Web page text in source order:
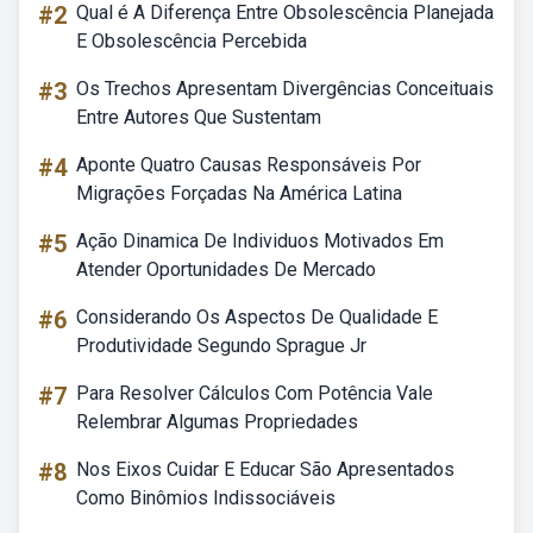
#2 Qual é A Diferença Entre Obsolescência Planejada
E Obsolescência Percebida
#3 Os Trechos Apresentam Divergências Conceituais
Entre Autores Que Sustentam
#4 Aponte Quatro Causas Responsáveis Por
Migrações Forçadas Na América Latina
#5 Ação Dinamica De Individuos Motivados Em
Atender Oportunidades De Mercado
#6 Considerando Os Aspectos De Qualidade E
Produtividade Segundo Sprague Jr
#7 Para Resolver Cálculos Com Potência Vale
Relembrar Algumas Propriedades
#8 Nos Eixos Cuidar E Educar São Apresentados
Como Binômios Indissociáveis